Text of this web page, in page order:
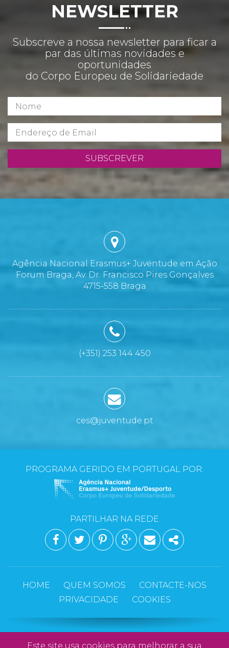
NEWSLETTER
Subscreve a nossa newsletter para ficar a
par das últimas novidades e
oportunidades
do Corpo Europeu de Solidariedade
SUBSCREVER
Agência Nacional Erasmus+ Juventude em Ação
Forum Braga, Av. Dr. Francisco Pires Gonçalves
4715-558 Braga
(+351) 253 144 450
ces@juventude.pt
PROGRAMA GERIDO EM PORTUGAL POR:
PARTILHAR NA REDE
FACEBOOK
TWITTERPINTEREST
GOOGLE PLUS
EMAILSHARE
HOME QUEM SOMOS
CONTACTE-NOS
PRIVACIDADE
COOKIES
Copyright © 2026 CES - Corpo Europeu de
Este site usa cookies para melhorar a sua